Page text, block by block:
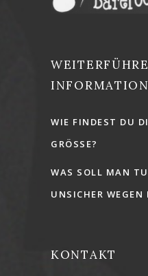
WIE FINDEST DU
GRÖSSE?
WAS SOLL MAN
UNSICHER WEGEN
KONTAKT